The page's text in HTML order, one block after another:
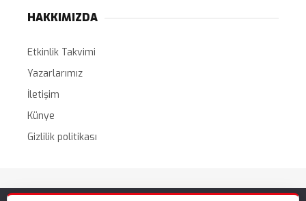
HAKKIMIZDA
Etkinlik Takvimi
Yazarlarımız
İletişim
Künye
Gizlilik politikası
Tüm Hakları Saklıdır. |WordPress Haber Teması